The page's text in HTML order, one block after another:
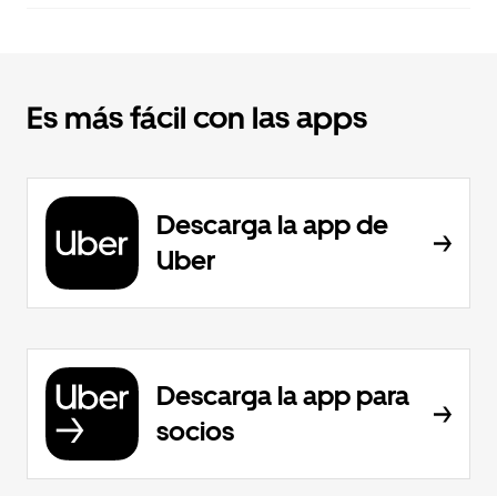
Es más fácil con las apps
Descarga la app de
Uber
Descarga la app para
socios